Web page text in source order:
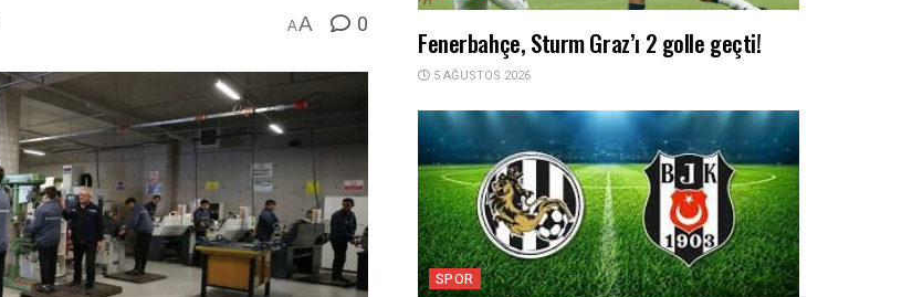
AA 0
Fenerbahçe, Sturm Graz’ı 2 golle geçti!
5 AĞUSTOS 2026
SPOR